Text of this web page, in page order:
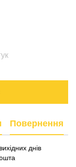
Повернення
днів